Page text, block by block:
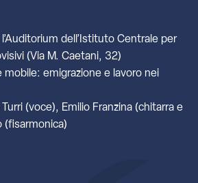
dell’Istituto Centrale per
(Via M. Caetani, 32)
mobile: emigrazione e lavoro nei
(voce), Emilio Franzina (chitarra e
(fisarmonica)